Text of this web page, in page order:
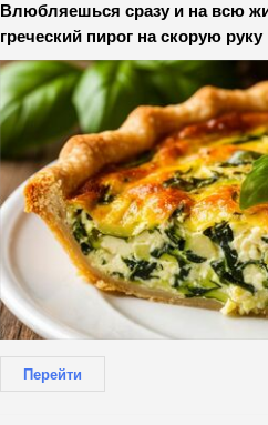
Влюбляешься сразу и на всю
греческий пирог на скорую руку
Перейти